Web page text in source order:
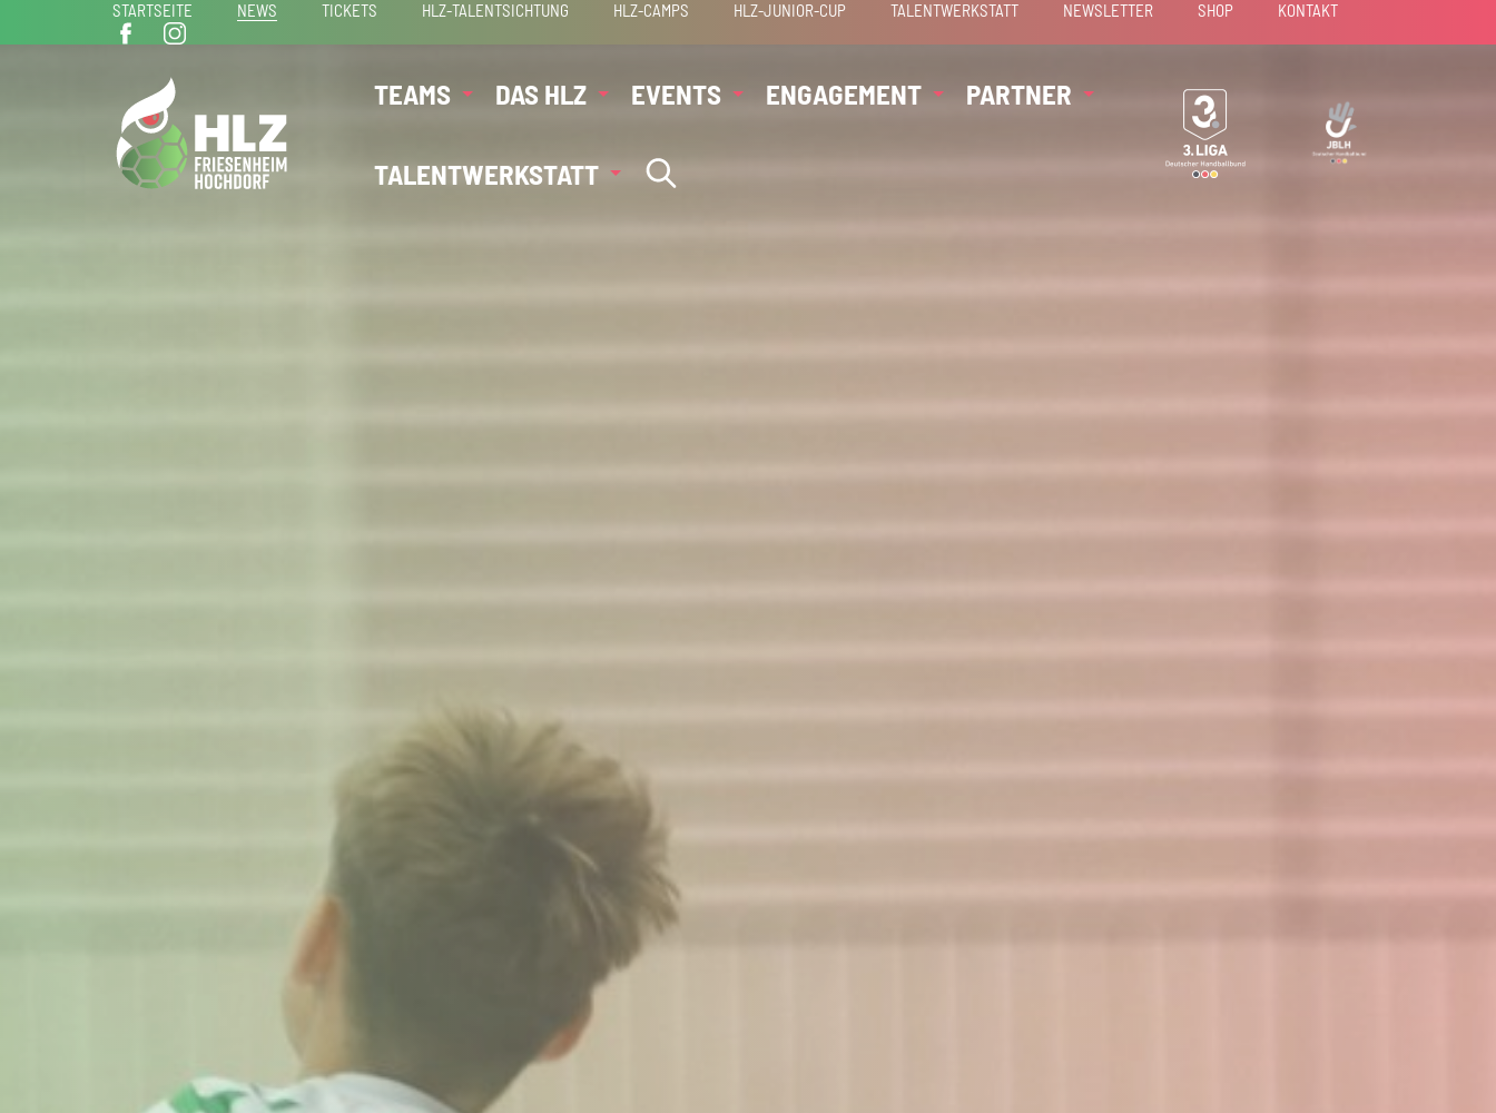
STARTSEITE NEWS TICKETS HLZ-TALENTSICHTUNG HLZ-CAMPS HLZ-JUNIOR-CUP TALENTWERKSTATT NEWSLETTER SHOP KONTAKT
TEAMS DAS HLZ EVENTS ENGAGEMENT PARTNER
TALENTWERKSTATT